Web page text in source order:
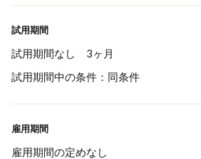
試用期間
試用期間なし 3ヶ月
試用期間中の条件：同条件
雇用期間
雇用期間の定めなし